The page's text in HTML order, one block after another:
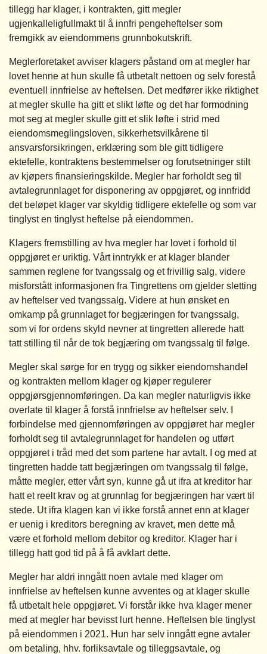
tillegg har klager, i kontrakten, gitt megler
ugjenkalleligfullmakt til å innfri pengeheftelser som
fremgikk av eiendommens grunnbokutskrift.
Meglerforetaket avviser klagers påstand om at megler har
lovet henne at hun skulle få utbetalt nettoen og selv forestå
eventuell innfrielse av heftelsen. Det medfører ikke riktighet
at megler skulle ha gitt et slikt løfte og det har formodning
mot seg at megler skulle gitt et slik løfte i strid med
eiendomsmeglingsloven, sikkerhetsvilkårene til
ansvarsforsikringen, erklæring som ble gitt tidligere
ektefelle, kontraktens bestemmelser og forutsetninger stilt
av kjøpers finansieringskilde. Megler har forholdt seg til
avtalegrunnlaget for disponering av oppgjøret, og innfridd
det beløpet klager var skyldig tidligere ektefelle og som var
tinglyst en tinglyst heftelse på eiendommen.
Klagers fremstilling av hva megler har lovet i forhold til
oppgjøret er uriktig. Vårt inntrykk er at klager blander
sammen reglene for tvangssalg og et frivillig salg, videre
misforstått informasjonen fra Tingrettens om gjelder sletting
av heftelser ved tvangssalg. Videre at hun ønsket en
omkamp på grunnlaget for begjæringen for tvangssalg,
som vi for ordens skyld nevner at tingretten allerede hatt
tatt stilling til når de tok begjæring om tvangssalg til følge.
Megler skal sørge for en trygg og sikker eiendomshandel
og kontrakten mellom klager og kjøper regulerer
oppgjørsgjennomføringen. Da kan megler naturligvis ikke
overlate til klager å forstå innfrielse av heftelser selv. I
forbindelse med gjennomføringen av oppgjøret har megler
forholdt seg til avtalegrunnlaget for handelen og utført
oppgjøret i tråd med det som partene har avtalt. I og med at
tingretten hadde tatt begjæringen om tvangssalg til følge,
måtte megler, etter vårt syn, kunne gå ut ifra at kreditor har
hatt et reelt krav og at grunnlag for begjæringen har vært til
stede. Ut ifra klagen kan vi ikke forstå annet enn at klager
er uenig i kreditors beregning av kravet, men dette må
være et forhold mellom debitor og kreditor. Klager har i
tillegg hatt god tid på å få avklart dette.
Megler har aldri inngått noen avtale med klager om
innfrielse av heftelsen kunne avventes og at klager skulle
få utbetalt hele oppgjøret. Vi forstår ikke hva klager mener
med at megler har bevisst lurt henne. Heftelsen ble tinglyst
på eiendommen i 2021. Hun har selv inngått egne avtaler
om betaling, hhv. forliksavtale og tilleggsavtale, og